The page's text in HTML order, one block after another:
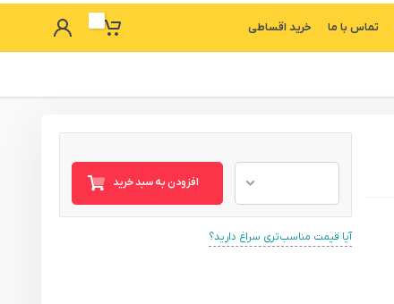
تماس با ما خرید اقساطی
افزودن به سبد خرید
آیا قیمت مناسب‌تری سراغ دارید؟